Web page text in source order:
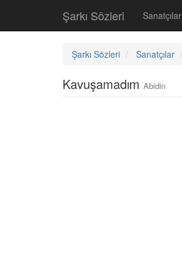
Şarkı Sözleri Sanatçılar
Şarkı Sözleri Sanatçılar
Kavuşamadım Abidin